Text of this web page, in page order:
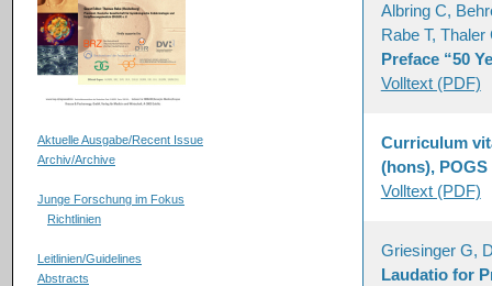
Aktuelle Ausgabe/Recent Issue
Archiv/Archive
Junge Forschung im Fokus
Richtlinien
Leitlinien/Guidelines
Abstracts
Albring C,
Rabe T, Thaler
Preface “50
Volltext (PDF)
Curriculum
(hons),
Volltext (PDF)
Griesinger G,
Laudatio for